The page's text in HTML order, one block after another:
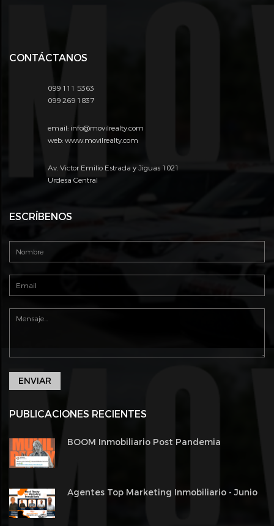
CONTÁCTANOS
099 111 5363
099 269 1837
email: info@movilrealty.com
web: www.movilrealty.com
Av. Victor Emilio Estrada y Jiguas 1021
Urdesa Central
PUBLICACIONES RECIENTES
BOOM Inmobiliario Post Pandemia
Agentes Top Marketing Inmobiliario - Junio
ESCRÍBENOS
ENVIAR